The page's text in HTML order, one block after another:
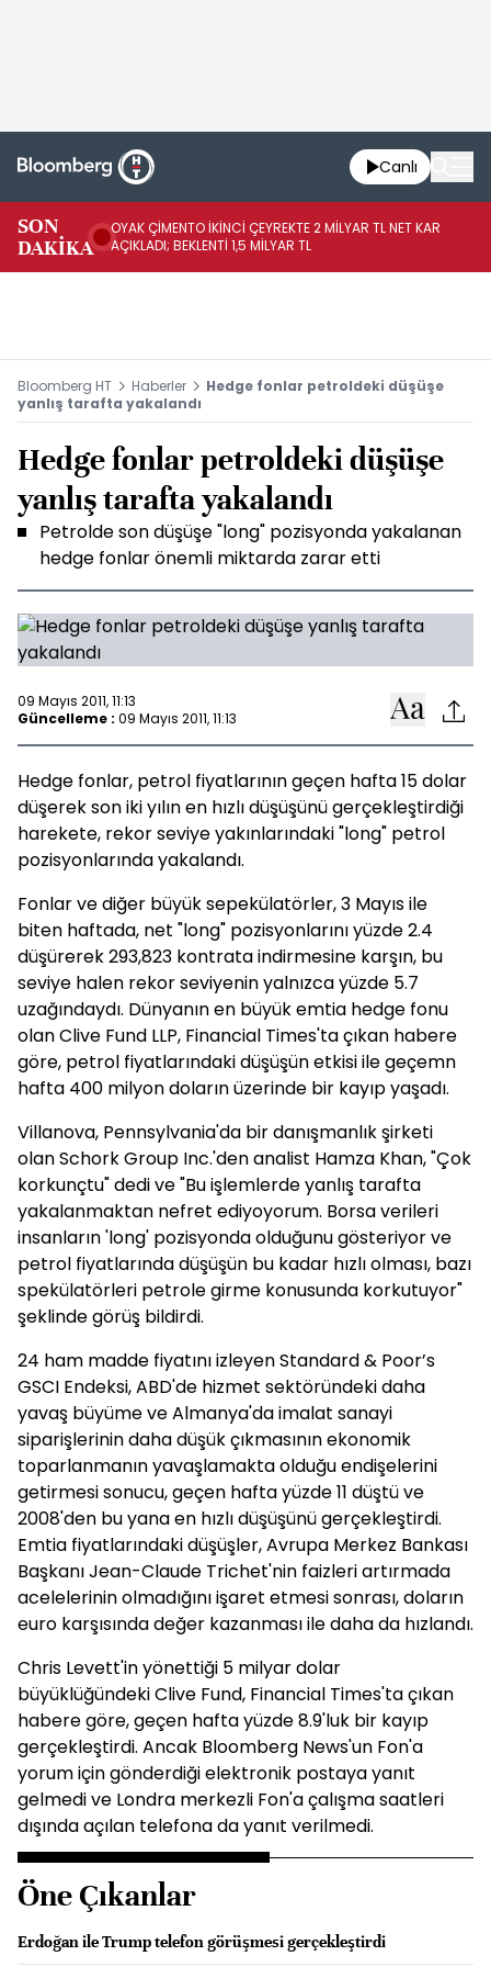
Canlı
SON
DAKİKA
OYAK ÇİMENTO İKİNCİ ÇEYREKTE 2 MİLYAR TL NET KAR
AÇIKLADI; BEKLENTİ 1,5 MİLYAR TL
Bloomberg HT Haberler
Hedge fonlar petroldeki düşüşe
yanlış tarafta yakalandı
Hedge fonlar petroldeki düşüşe
yanlış tarafta yakalandı
Petrolde son düşüşe "long" pozisyonda yakalanan
hedge fonlar önemli miktarda zarar etti
09 Mayıs 2011, 11:13
Güncelleme : 09 Mayıs 2011, 11:13
Hedge fonlar, petrol fiyatlarının geçen hafta 15 dolar
düşerek son iki yılın en hızlı düşüşünü gerçekleştirdiği
harekete, rekor seviye yakınlarındaki "long" petrol
pozisyonlarında yakalandı.
Fonlar ve diğer büyük sepekülatörler, 3 Mayıs ile
biten haftada, net "long" pozisyonlarını yüzde 2.4
düşürerek 293,823 kontrata indirmesine karşın, bu
seviye halen rekor seviyenin yalnızca yüzde 5.7
uzağındaydı. Dünyanın en büyük emtia hedge fonu
olan Clive Fund LLP, Financial Times'ta çıkan habere
göre, petrol fiyatlarındaki düşüşün etkisi ile geçemn
hafta 400 milyon doların üzerinde bir kayıp yaşadı.
Villanova, Pennsylvania'da bir danışmanlık şirketi
olan Schork Group Inc.'den analist Hamza Khan, "Çok
korkunçtu" dedi ve "Bu işlemlerde yanlış tarafta
yakalanmaktan nefret ediyoyorum. Borsa verileri
insanların 'long' pozisyonda olduğunu gösteriyor ve
petrol fiyatlarında düşüşün bu kadar hızlı olması, bazı
spekülatörleri petrole girme konusunda korkutuyor"
şeklinde görüş bildirdi.
24 ham madde fiyatını izleyen Standard & Poor’s
GSCI Endeksi, ABD'de hizmet sektöründeki daha
yavaş büyüme ve Almanya'da imalat sanayi
siparişlerinin daha düşük çıkmasının ekonomik
toparlanmanın yavaşlamakta olduğu endişelerini
getirmesi sonucu, geçen hafta yüzde 11 düştü ve
2008'den bu yana en hızlı düşüşünü gerçekleştirdi.
Emtia fiyatlarındaki düşüşler, Avrupa Merkez Bankası
Başkanı Jean-Claude Trichet'nin faizleri artırmada
acelelerinin olmadığını işaret etmesi sonrası, doların
euro karşısında değer kazanması ile daha da hızlandı.
Chris Levett'in yönettiği 5 milyar dolar
büyüklüğündeki Clive Fund, Financial Times'ta çıkan
habere göre, geçen hafta yüzde 8.9'luk bir kayıp
gerçekleştirdi. Ancak Bloomberg News'un Fon'a
yorum için gönderdiği elektronik postaya yanıt
gelmedi ve Londra merkezli Fon'a çalışma saatleri
dışında açılan telefona da yanıt verilmedi.
Öne Çıkanlar
Erdoğan ile Trump telefon görüşmesi gerçekleştirdi